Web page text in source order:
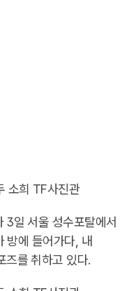
3일 서울 성수포탈에서
방에 들어가다, 내
즈를 취하고 있다.